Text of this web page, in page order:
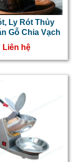
Ly Rót Thủy
Gỗ Chia Vạch
Liên hệ